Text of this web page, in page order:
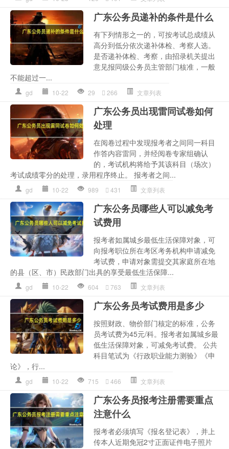
广东公务员递补的条件是什么
有下列情形之一的，可按考试总成绩从
高分到低分依次递补体检、考察人选。
是否递补体检、考察，由招录机关提出
意见报同级公务员主管部门核准，一般
不能超过一...
gd 10-22 29 266 文章列表
广东公务员出现雷同试卷如何
处理
在阅卷过程中发现报考者之间同一科目
作答内容雷同，并经阅卷专家组确认
的，考试机构将给予其该科目（场次）
考试成绩零分的处理，录用程序终止。 报考者之间...
gd 10-22 989 431 文章列表
广东公务员哪些人可以减免考
试费用
报考者如属城乡最低生活保障对象，可
向报考职位所在考区考务机构申请减免
考试费，申请对象需提交其家庭所在地
的县（区、市）民政部门出具的享受最低生活保障...
gd 10-22 604 763 文章列表
广东公务员考试费用是多少
按照财政、物价部门核定的标准，公务
员考试费为45元/科。报考者如属城乡最
低生活保障对象，可减免考试费。 公共
科目笔试为《行政职业能力测验》《申
论》，行...
gd 10-22 715 466 文章列表
广东公务员报考注册需要重点
注意什么
报考者必须填写《报名登记表》，并上
传本人近期免冠2寸正面证件电子照片